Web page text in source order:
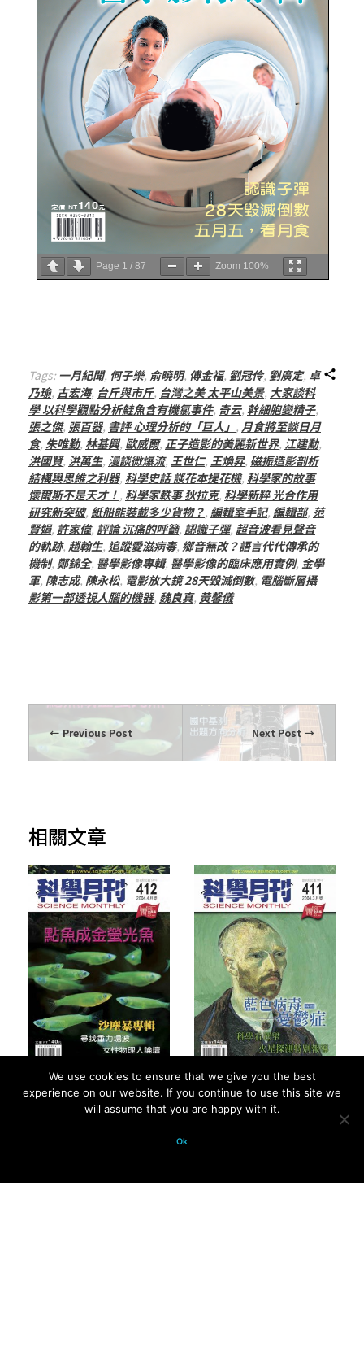
Page 1 / 87 Zoom 100%
Tags:一月紀聞, 何子樂, 俞曉明, 傅金福, 劉冠伶, 劉廣定, 卓
乃瑜, 古宏海, 台斤與市斤, 台灣之美 太平山美景, 大家談科
學 以科學觀點分析鮭魚含有機氯事件, 奇云, 幹細胞變精子,
張之傑, 張百器, 書評 心理分析的「巨人」 , 月食將至談日月
食, 朱唯勤, 林基興, 歐威爾, 正子造影的美麗新世界, 江建勳,
洪國賢, 洪萬生, 漫談微爆流, 王世仁, 王煥昇, 磁振造影剖析
結構與思維之利器, 科學史話 談花本提花機, 科學家的故事
懷爾斯不是天才！ , 科學家軼事 狄拉克, 科學新粹 光合作用
研究新突破, 紙船能裝載多少貨物？, 編輯室手記, 編輯部, 范
賢娟, 許家偉, 評論 沉痛的呼籲, 認識子彈, 超音波看見聲音
的軌跡, 趙翰生, 追蹤愛滋病毒, 鄉音無改？語言代代傳承的
機制, 鄭錦全, 醫學影像專輯, 醫學影像的臨床應用實例, 金學
軍, 陳志成, 陳永松, 電影放大鏡 28天毀滅倒數, 電腦斷層攝
影第一部透視人腦的機器, 魏良真, 黃馨儀
Previous Post Next Post
相關文章
2004 年第 35 卷第 4
期 - 總號第 412 期
2004 年第 35 卷第 3
期 - 總號第 411 期
We use cookies to ensure that we give you the best
experience on our website. If you continue to use this site we
will assume that you are happy with it.
Ok